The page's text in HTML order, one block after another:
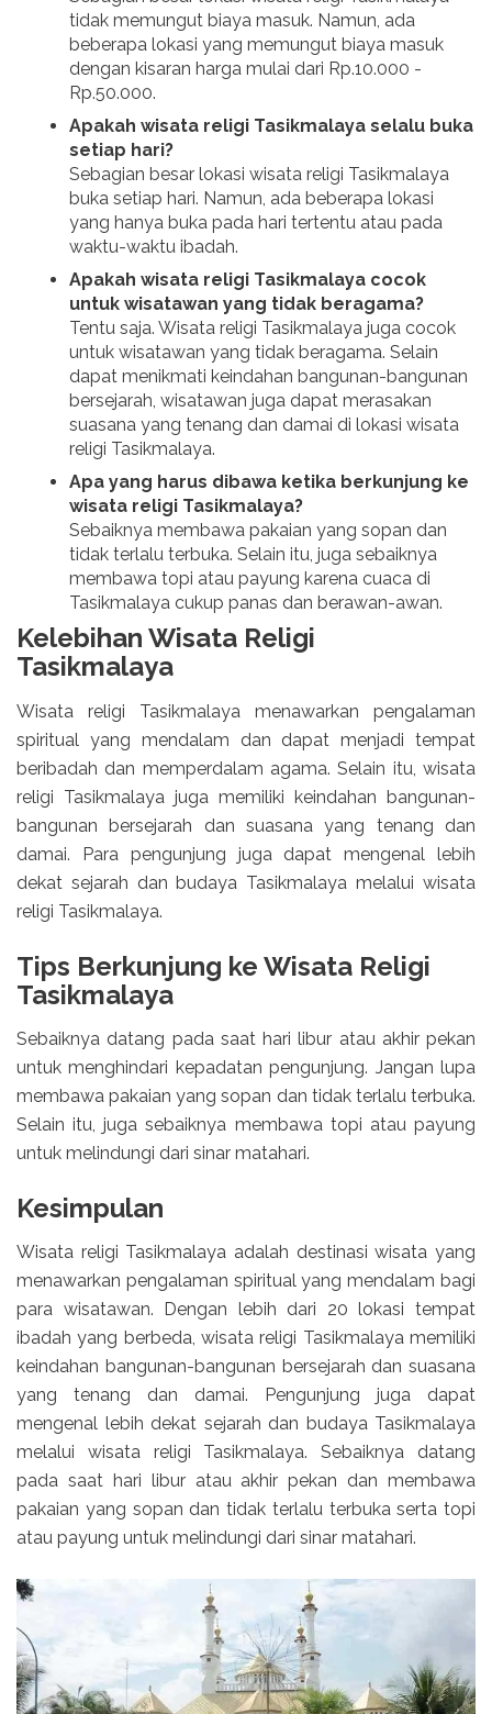
tidak memungut biaya masuk. Namun, ada
beberapa lokasi yang memungut biaya masuk
dengan kisaran harga mulai dari Rp.10.000 -
Rp.50.000.
Apakah wisata religi Tasikmalaya selalu buka
setiap hari?
Sebagian besar lokasi wisata religi Tasikmalaya
buka setiap hari. Namun, ada beberapa lokasi
yang hanya buka pada hari tertentu atau pada
waktu-waktu ibadah.
Apakah wisata religi Tasikmalaya cocok
untuk wisatawan yang tidak beragama?
Tentu saja. Wisata religi Tasikmalaya juga cocok
untuk wisatawan yang tidak beragama. Selain
dapat menikmati keindahan bangunan-bangunan
bersejarah, wisatawan juga dapat merasakan
suasana yang tenang dan damai di lokasi wisata
religi Tasikmalaya.
Apa yang harus dibawa ketika berkunjung ke
wisata religi Tasikmalaya?
Sebaiknya membawa pakaian yang sopan dan
tidak terlalu terbuka. Selain itu, juga sebaiknya
membawa topi atau payung karena cuaca di
Tasikmalaya cukup panas dan berawan-awan.
Kelebihan Wisata Religi
Tasikmalaya
Wisata religi Tasikmalaya menawarkan pengalaman
spiritual yang mendalam dan dapat menjadi tempat
beribadah dan memperdalam agama. Selain itu, wisata
religi Tasikmalaya juga memiliki keindahan bangunan-
bangunan bersejarah dan suasana yang tenang dan
damai. Para pengunjung juga dapat mengenal lebih
dekat sejarah dan budaya Tasikmalaya melalui wisata
religi Tasikmalaya.
Tips Berkunjung ke Wisata Religi
Tasikmalaya
Sebaiknya datang pada saat hari libur atau akhir pekan
untuk menghindari kepadatan pengunjung. Jangan lupa
membawa pakaian yang sopan dan tidak terlalu terbuka.
Selain itu, juga sebaiknya membawa topi atau payung
untuk melindungi dari sinar matahari.
Kesimpulan
Wisata religi Tasikmalaya adalah destinasi wisata yang
menawarkan pengalaman spiritual yang mendalam bagi
para wisatawan. Dengan lebih dari 20 lokasi tempat
ibadah yang berbeda, wisata religi Tasikmalaya memiliki
keindahan bangunan-bangunan bersejarah dan suasana
yang tenang dan damai. Pengunjung juga dapat
mengenal lebih dekat sejarah dan budaya Tasikmalaya
melalui wisata religi Tasikmalaya. Sebaiknya datang
pada saat hari libur atau akhir pekan dan membawa
pakaian yang sopan dan tidak terlalu terbuka serta topi
atau payung untuk melindungi dari sinar matahari.